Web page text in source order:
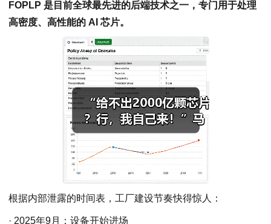
FOPLP 是目前全球最先进的后端技术之一，专门用于处理
高密度、高性能的 AI 芯片。
根据内部泄露的时间表，工厂建设节奏快得惊人：
· 2025年9月：设备开始进场